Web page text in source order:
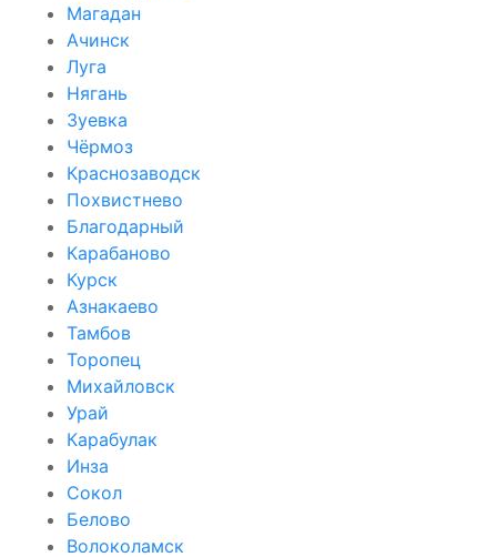
Магадан
Ачинск
Луга
Нягань
Зуевка
Чёрмоз
Краснозаводск
Похвистнево
Благодарный
Карабаново
Курск
Азнакаево
Тамбов
Торопец
Михайловск
Урай
Карабулак
Инза
Сокол
Белово
Волоколамск